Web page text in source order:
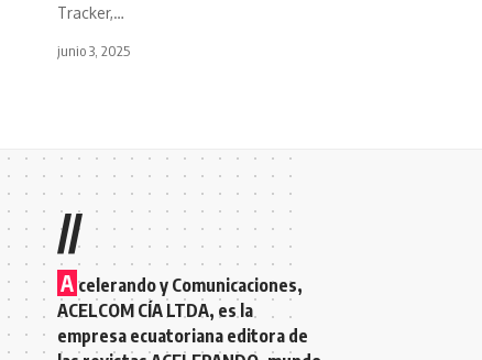
Tracker,…
junio 3, 2025
//
A celerando y Comunicaciones,
ACELCOM CÍA LTDA, es la
empresa ecuatoriana editora de